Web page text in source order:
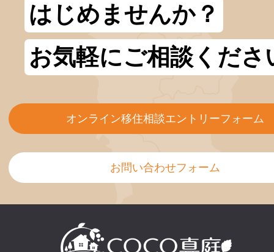
はじめませんか？
お気軽にご相談くださ
オンライン移住相談エントリーフォーム
お問い合わせフォーム